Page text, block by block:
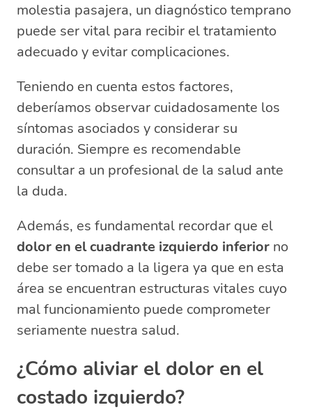
molestia pasajera, un diagnóstico temprano
puede ser vital para recibir el tratamiento
adecuado y evitar complicaciones.
Teniendo en cuenta estos factores,
deberíamos observar cuidadosamente los
síntomas asociados y considerar su
duración. Siempre es recomendable
consultar a un profesional de la salud ante
la duda.
Además, es fundamental recordar que el
dolor en el cuadrante izquierdo inferior no
debe ser tomado a la ligera ya que en esta
área se encuentran estructuras vitales cuyo
mal funcionamiento puede comprometer
seriamente nuestra salud.
¿Cómo aliviar el dolor en el
costado izquierdo?